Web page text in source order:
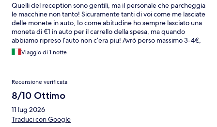
Quelli del reception sono gentili, ma il personale che parcheggia
le macchine non tanto! Sicuramente tanti di voi come me lasciate
delle monete in auto, Io come abitudine ho sempre lasciato una
moneta di €1 in auto per il carrello della spesa, ma quando
abbiamo ripreso l’auto non c’era piu! Avrò perso massimo 3-4€,
ma questo gesto non mi piace
Viaggio di 1 notte
Recensione verificata
8/10 Ottimo
11 lug 2026
Traduci con Google